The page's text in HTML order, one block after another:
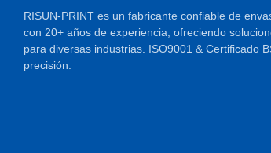
RISUN-PRINT es un fabricante confiable de
con 20+ años de experiencia, ofreciendo
para diversas industrias. ISO9001 & Certificado
precisión.